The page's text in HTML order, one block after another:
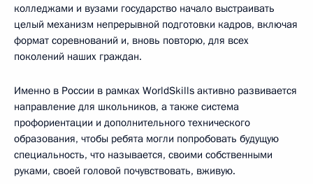
колледжами и вузами государство начало выстраивать
целый механизм непрерывной подготовки кадров, включая
формат соревнований и, вновь повторю, для всех
поколений наших граждан.
Именно в России в рамках WorldSkills активно развивается
направление для школьников, а также система
профориентации и дополнительного технического
образования, чтобы ребята могли попробовать будущую
специальность, что называется, своими собственными
руками, своей головой почувствовать, вживую.